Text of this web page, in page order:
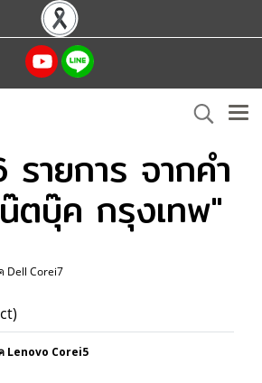
ายการ จากคำ
น๊ตบุ๊ค กรุงเทพ"
Dell Corei7
Lenovo Corei5